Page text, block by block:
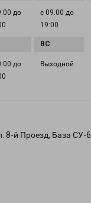
до
с 09:00 до
19:00
до
Выходной
8-й Проезд, База СУ-6